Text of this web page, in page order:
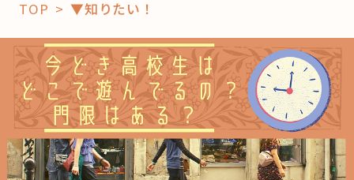
「コト」
子育て
暮らし
おすすめ
スポット 学び・教育
TOP ▼知りたい！